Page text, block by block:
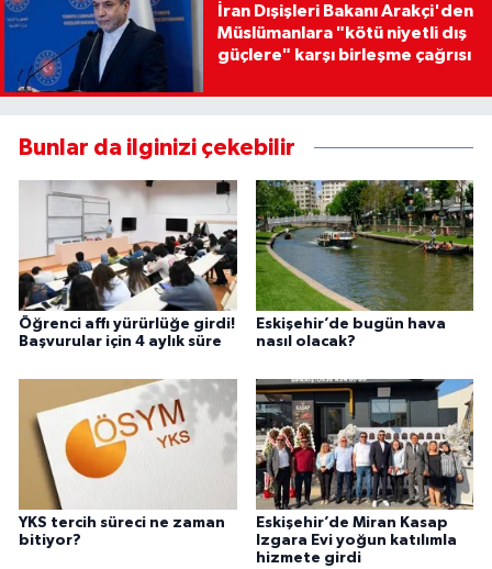
İran Dışişleri Bakanı Arakçi'den
Müslümanlara "kötü niyetli dış
güçlere" karşı birleşme çağrısı
Bunlar da ilginizi çekebilir
Öğrenci affı yürürlüğe girdi!
Başvurular için 4 aylık süre
Eskişehir’de bugün hava
nasıl olacak?
YKS tercih süreci ne zaman
bitiyor?
Eskişehir’de Miran Kasap
Izgara Evi yoğun katılımla
hizmete girdi